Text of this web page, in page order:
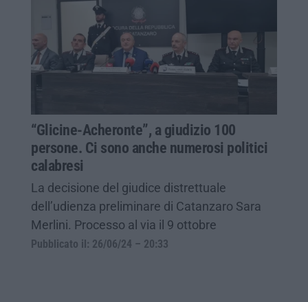
“Glicine-Acheronte”, a giudizio 100
persone. Ci sono anche numerosi politici
calabresi
La decisione del giudice distrettuale
dell’udienza preliminare di Catanzaro Sara
Merlini. Processo al via il 9 ottobre
Pubblicato il: 26/06/24 – 20:33